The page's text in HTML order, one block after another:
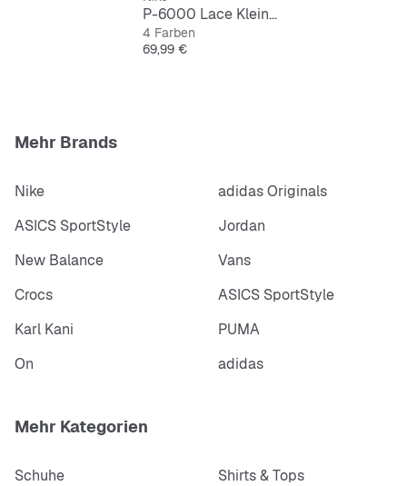
P-6000 Lace Kleinkinder
4 Farben
Preis
69,99 €
Mehr Brands
Nike
adidas Originals
ASICS SportStyle
Jordan
New Balance
Vans
Crocs
ASICS SportStyle
Karl Kani
PUMA
On
adidas
Mehr Kategorien
Schuhe
Shirts & Tops